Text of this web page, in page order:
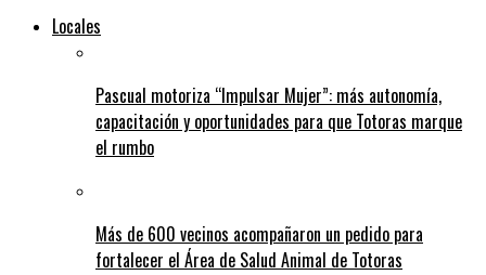
Locales
Pascual motoriza “Impulsar Mujer”: más autonomía,
capacitación y oportunidades para que Totoras marque
el rumbo
Más de 600 vecinos acompañaron un pedido para
fortalecer el Área de Salud Animal de Totoras